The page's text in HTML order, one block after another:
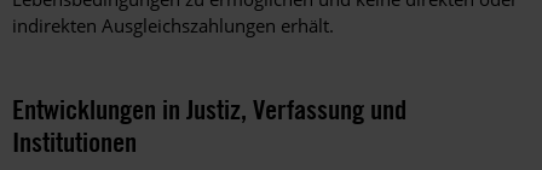
indirekten Ausgleichszahlungen erhält.
Entwicklungen in Justiz, Verfassung und
Institutionen